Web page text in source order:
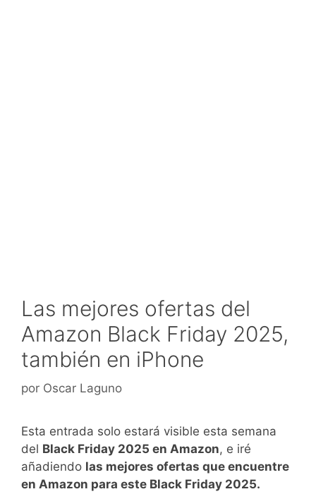
Las mejores ofertas del
Amazon Black Friday 2025,
también en iPhone
por Oscar Laguno
Esta entrada solo estará visible esta semana
del Black Friday 2025 en Amazon, e iré
añadiendo las mejores ofertas que encuentre
en Amazon para este Black Friday 2025.